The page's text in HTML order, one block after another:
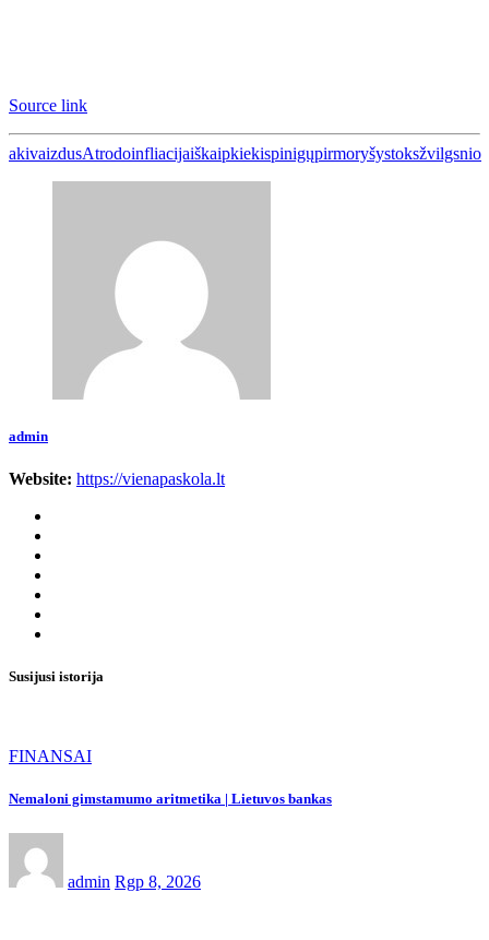
Source link
akivaizdusAtrodoinfliacijaiškaipkiekispinigųpirmoryšystoksžvilgsnio
admin
Website: https://vienapaskola.lt
Susijusi istorija
FINANSAI
Nemaloni gimstamumo aritmetika | Lietuvos bankas
admin Rgp 8, 2026